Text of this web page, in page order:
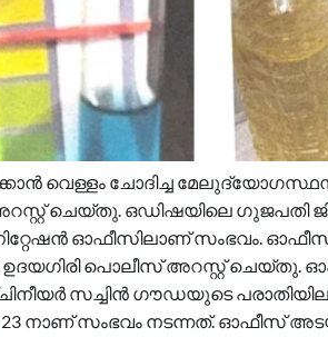
വെള്ളം ചോദിച്ച മേലുദ്യോഗസ്ഥന്
ചെയ്തു. ഒഡിഷയിലെ ഗുജപതി
ഓഫീസിലാണ് സംഭവം.
പൊലീസ് അറസ്റ്റ് ചെയ്തു.
സച്ചിൻ ഗൗഡയുടെ
നാണ് സംഭവം നടന്നത്. ഓഫീസ്